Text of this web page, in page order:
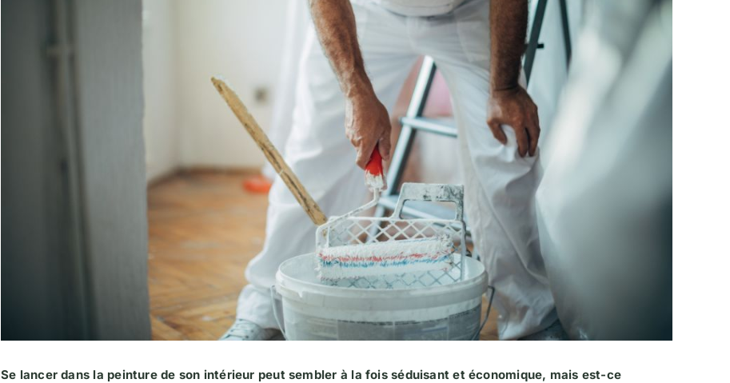
Se lancer dans la peinture de son intérieur peut sembler à la fois séduisant et économique, mais est-ce